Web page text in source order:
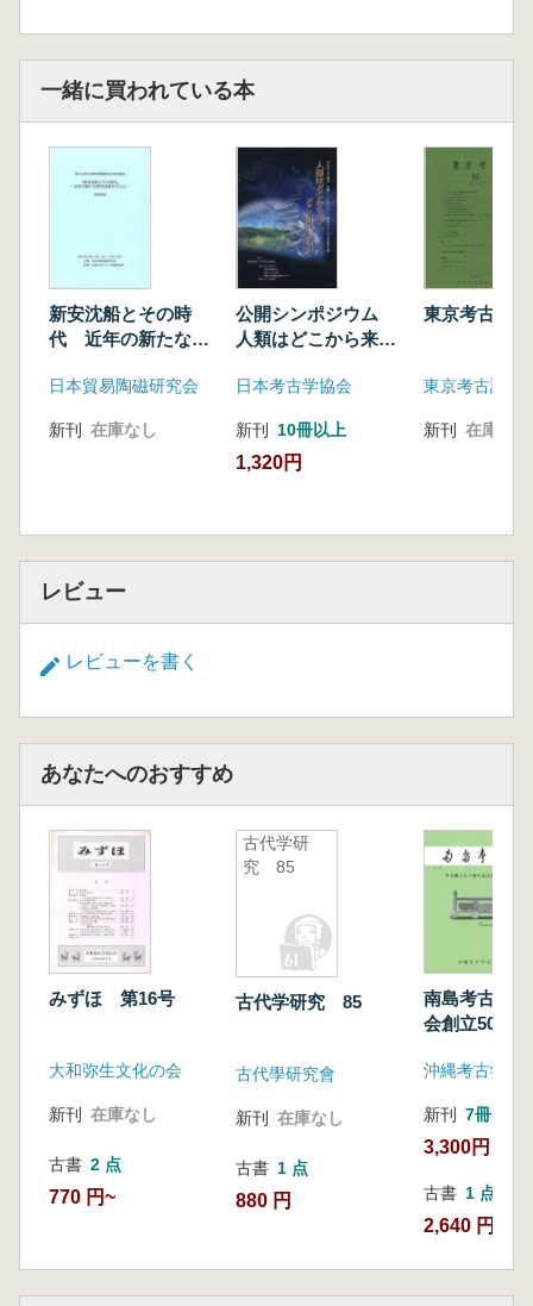
跡出土の貿易陶磁
長町章弘 恵庭市・千歳市出土の中世貿易陶磁
器
小針大志 札幌市出土の陶磁器
山戸大知 小樽市船浜遺跡における擦文文化期
後期から中世の様相について擦文土器及び中世
陶磁器の時期的・属性的特徴からの一考察
越田賢一郎 北海道における陶磁器研究の動
向 20世紀後半期の研究を振り返って
英文概要
執筆要項
一緒に買われている本
新安沈船とその時
代 近年の新たな研
日本貿易陶磁研究会
新刊 在庫なし
公開シンポジウム
人類はどこから来
か
日本考古学協会
新刊 10冊以上
1,320円
東京考古 第
東京考古談話
新刊 在庫なし
レビュー
レビューを書く
あなたへのおすすめ
みずほ 第16号
大和弥生文化の会
新刊 在庫なし
古書 2 点
770 円~
古代学研
究 85
古代学研究 85
古代學研究會
新刊 在庫なし
古書 1 点
880 円
南島考古
会創立50周
沖縄考古学会
新刊 7冊
3,300円
古書 1 点
2,640 円